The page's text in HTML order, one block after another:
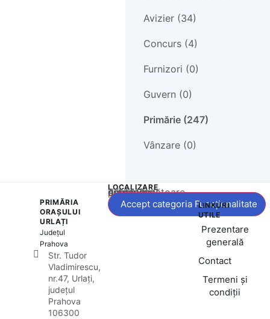
Avizier (34)
Concurs (4)
Furnizori (0)
Guvern (0)
Primărie (247)
Vânzare (0)
PRIMĂRIA
ORAȘULUI
URLAȚI
Județul
Prahova
Str. Tudor
Vladimirescu,
nr.47, Urlați,
județul
Prahova
106300
LOCALIZARE
Acest conținut este blocat până când acceptați categoria corespunzătoare de cookie-uri.
Accept categoria Funcționalitate
LINKURI
UTILE
Prezentare
generală
Contact
Termeni și
condiții